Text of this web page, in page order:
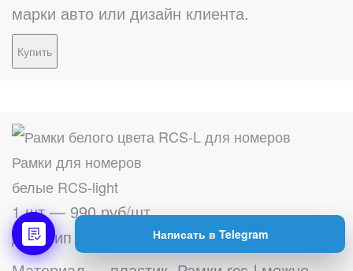
Написать в Telegram
марки авто или дизайн клиента.
Купить
Рамки для номеров
белые RCS-light
1 шт — 990 руб/шт
Для Тип 1 — 520мм х 112мм